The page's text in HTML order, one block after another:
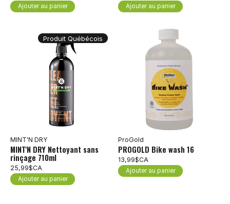
Ajouter au panier Ajouter au panier
Produit Québécois
MINT'N DRY
MINT'N DRY Nettoyant sans
rinçage 710ml
25,99$CA
Ajouter au panier
ProGold
PROGOLD Bike wash 16
13,99$CA
Ajouter au panier